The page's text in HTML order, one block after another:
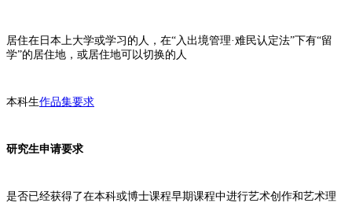
居住在日本上大学或学习的人，在“入出境管理·难民认定法”下有“留
学”的居住地，或居住地可以切换的人
本科生作品集要求
研究生申请要求
是否已经获得了在本科或博士课程早期课程中进行艺术创作和艺术理